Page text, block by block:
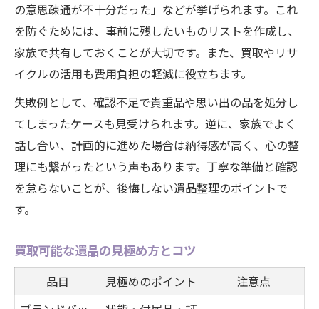
の意思疎通が不十分だった」などが挙げられます。これ
を防ぐためには、事前に残したいものリストを作成し、
家族で共有しておくことが大切です。また、買取やリサ
イクルの活用も費用負担の軽減に役立ちます。
失敗例として、確認不足で貴重品や思い出の品を処分し
てしまったケースも見受けられます。逆に、家族でよく
話し合い、計画的に進めた場合は納得感が高く、心の整
理にも繋がったという声もあります。丁寧な準備と確認
を怠らないことが、後悔しない遺品整理のポイントで
す。
買取可能な遺品の見極め方とコツ
品目 見極めのポイント
注意点